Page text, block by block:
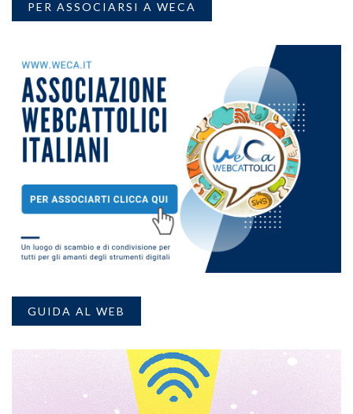
PER ASSOCIARSI A WECA
GUIDA AL WEB